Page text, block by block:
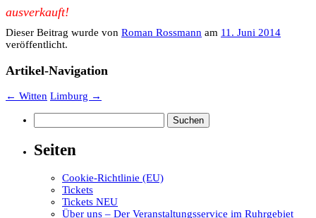
ausverkauft!
Dieser Beitrag wurde von Roman Rossmann am 11. Juni 2014
veröffentlicht.
Artikel-Navigation
← Witten Limburg →
nach:
Seiten
Cookie-Richtlinie (EU)
Tickets
Tickets NEU
Über uns – Der Veranstaltungsservice im Ruhrgebiet